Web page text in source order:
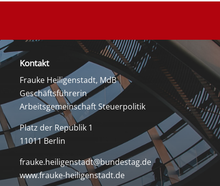
Kontakt
Frauke Heiligenstadt, MdB
Geschäftsführerin
Arbeitsgemeinschaft Steuerpolitik
Platz der Republik 1
11011 Berlin
frauke.heiligenstadt@bundestag.de
www.frauke-heiligenstadt.de